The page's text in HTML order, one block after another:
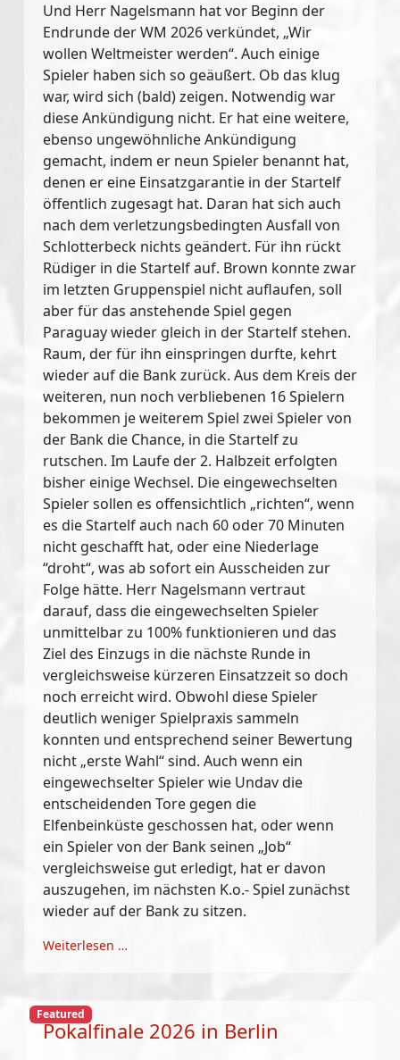
Und Herr Nagelsmann hat vor Beginn der
Endrunde der WM 2026 verkündet, „Wir
wollen Weltmeister werden“. Auch einige
Spieler haben sich so geäußert. Ob das klug
war, wird sich (bald) zeigen. Notwendig war
diese Ankündigung nicht. Er hat eine weitere,
ebenso ungewöhnliche Ankündigung
gemacht, indem er neun Spieler benannt hat,
denen er eine Einsatzgarantie in der Startelf
öffentlich zugesagt hat. Daran hat sich auch
nach dem verletzungsbedingten Ausfall von
Schlotterbeck nichts geändert. Für ihn rückt
Rüdiger in die Startelf auf. Brown konnte zwar
im letzten Gruppenspiel nicht auflaufen, soll
aber für das anstehende Spiel gegen
Paraguay wieder gleich in der Startelf stehen.
Raum, der für ihn einspringen durfte, kehrt
wieder auf die Bank zurück. Aus dem Kreis der
weiteren, nun noch verbliebenen 16 Spielern
bekommen je weiterem Spiel zwei Spieler von
der Bank die Chance, in die Startelf zu
rutschen. Im Laufe der 2. Halbzeit erfolgten
bisher einige Wechsel. Die eingewechselten
Spieler sollen es offensichtlich „richten“, wenn
es die Startelf auch nach 60 oder 70 Minuten
nicht geschafft hat, oder eine Niederlage
“droht“, was ab sofort ein Ausscheiden zur
Folge hätte. Herr Nagelsmann vertraut
darauf, dass die eingewechselten Spieler
unmittelbar zu 100% funktionieren und das
Ziel des Einzugs in die nächste Runde in
vergleichsweise kürzeren Einsatzzeit so doch
noch erreicht wird. Obwohl diese Spieler
deutlich weniger Spielpraxis sammeln
konnten und entsprechend seiner Bewertung
nicht „erste Wahl“ sind. Auch wenn ein
eingewechselter Spieler wie Undav die
entscheidenden Tore gegen die
Elfenbeinküste geschossen hat, oder wenn
ein Spieler von der Bank seinen „Job“
vergleichsweise gut erledigt, hat er davon
auszugehen, im nächsten K.o.- Spiel zunächst
wieder auf der Bank zu sitzen.
Weiterlesen …
Featured
Pokalfinale 2026 in Berlin